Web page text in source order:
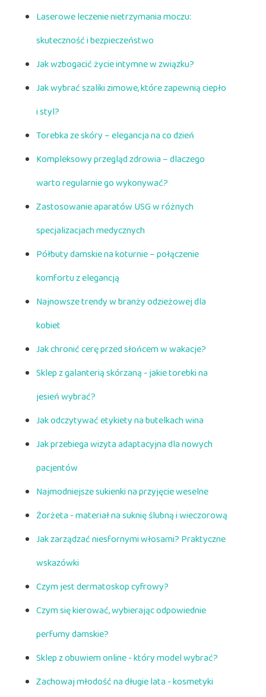
Laserowe leczenie nietrzymania moczu:
skuteczność i bezpieczeństwo
Jak wzbogacić życie intymne w związku?
Jak wybrać szaliki zimowe, które zapewnią ciepło
i styl?
Torebka ze skóry – elegancja na co dzień
Kompleksowy przegląd zdrowia – dlaczego
warto regularnie go wykonywać?
Zastosowanie aparatów USG w różnych
specjalizacjach medycznych
Półbuty damskie na koturnie – połączenie
komfortu z elegancją
Najnowsze trendy w branży odzieżowej dla
kobiet
Jak chronić cerę przed słońcem w wakacje?
Sklep z galanterią skórzaną - jakie torebki na
jesień wybrać?
Jak odczytywać etykiety na butelkach wina
Jak przebiega wizyta adaptacyjna dla nowych
pacjentów
Najmodniejsze sukienki na przyjęcie weselne
Żorżeta - materiał na suknię ślubną i wieczorową
Jak zarządzać niesfornymi włosami? Praktyczne
wskazówki
Czym jest dermatoskop cyfrowy?
Czym się kierować, wybierając odpowiednie
perfumy damskie?
Sklep z obuwiem online - który model wybrać?
Zachowaj młodość na długie lata - kosmetyki